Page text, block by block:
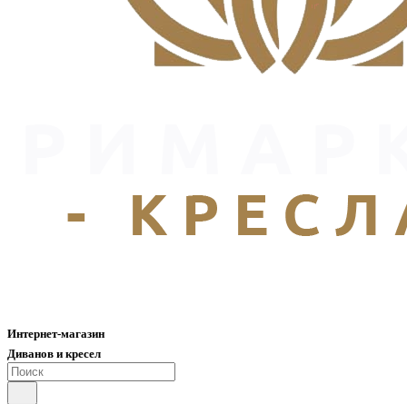
Интернет-магазин
Диванов и кресел